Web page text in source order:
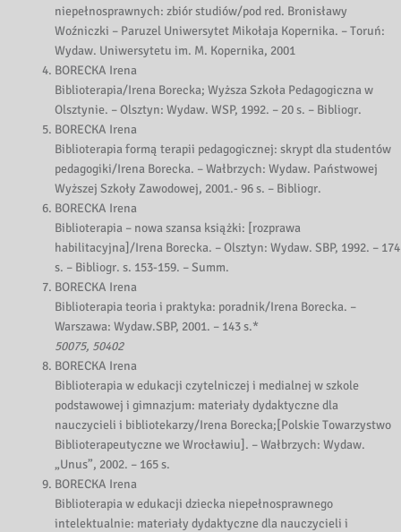
niepełnosprawnych: zbiór studiów/pod red. Bronisławy
Woźniczki – Paruzel Uniwersytet Mikołaja Kopernika. – Toruń:
Wydaw. Uniwersytetu im. M. Kopernika, 2001
BORECKA Irena
Biblioterapia/Irena Borecka; Wyższa Szkoła Pedagogiczna w
Olsztynie. – Olsztyn: Wydaw. WSP, 1992. – 20 s. – Bibliogr.
BORECKA Irena
Biblioterapia formą terapii pedagogicznej: skrypt dla studentów
pedagogiki/Irena Borecka. – Wałbrzych: Wydaw. Państwowej
Wyższej Szkoły Zawodowej, 2001.- 96 s. – Bibliogr.
BORECKA Irena
Biblioterapia – nowa szansa książki: [rozprawa
habilitacyjna]/Irena Borecka. – Olsztyn: Wydaw. SBP, 1992. – 174
s. – Bibliogr. s. 153-159. – Summ.
BORECKA Irena
Biblioterapia teoria i praktyka: poradnik/Irena Borecka. –
Warszawa: Wydaw.SBP, 2001. – 143 s.*
50075, 50402
BORECKA Irena
Biblioterapia w edukacji czytelniczej i medialnej w szkole
podstawowej i gimnazjum: materiały dydaktyczne dla
nauczycieli i bibliotekarzy/Irena Borecka;[Polskie Towarzystwo
Biblioterapeutyczne we Wrocławiu]. – Wałbrzych: Wydaw.
„Unus”, 2002. – 165 s.
BORECKA Irena
Biblioterapia w edukacji dziecka niepełnosprawnego
intelektualnie: materiały dydaktyczne dla nauczycieli i